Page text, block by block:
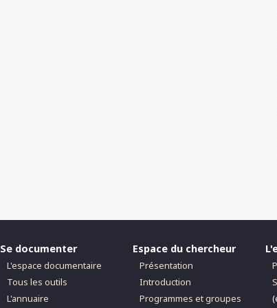
Se documenter
L'espace documentaire
Tous les outils
L'annuaire
Espace du chercheur
Présentation
Introduction
Programmes et groupes